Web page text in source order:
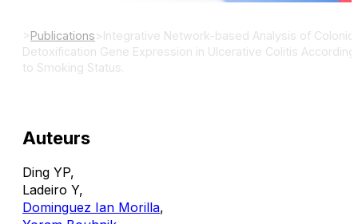
>Publications>Integrative Network-based Analysis of Colonic
Detoxification Gene Expression in Ulcerative Colitis According
to Smoking Status.
Auteurs
Ding YP,
Ladeiro Y,
Dominguez Ian Morilla,